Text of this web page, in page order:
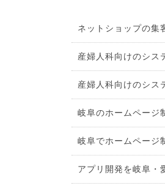
ネットショップの集
産婦人科向けのシス
産婦人科向けのシス
岐阜のホームページ
岐阜でホームページ
アプリ開発を岐阜・